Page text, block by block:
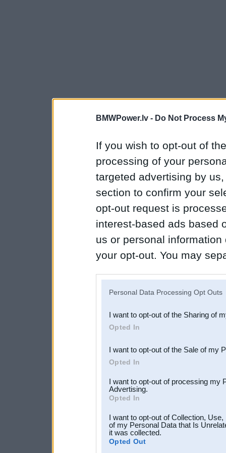
BMWPower.lv - Do Not Process
If you wish to opt-out of
processing of your
targeted advertising by
section to confirm your
opt-out request is
interest-based ads based
us or personal
your opt-out. You may
Downstream Participants
third parties.
Personal Data Processing Opt Outs
I want to opt-out of the Sharing of
Opted In
I want to opt-out of the Sale of my
Opted In
I want to opt-out of processing my
Advertising.
Opted In
I want to opt-out of Collection,
of my Personal Data that Is
it was collected.
Opted Out